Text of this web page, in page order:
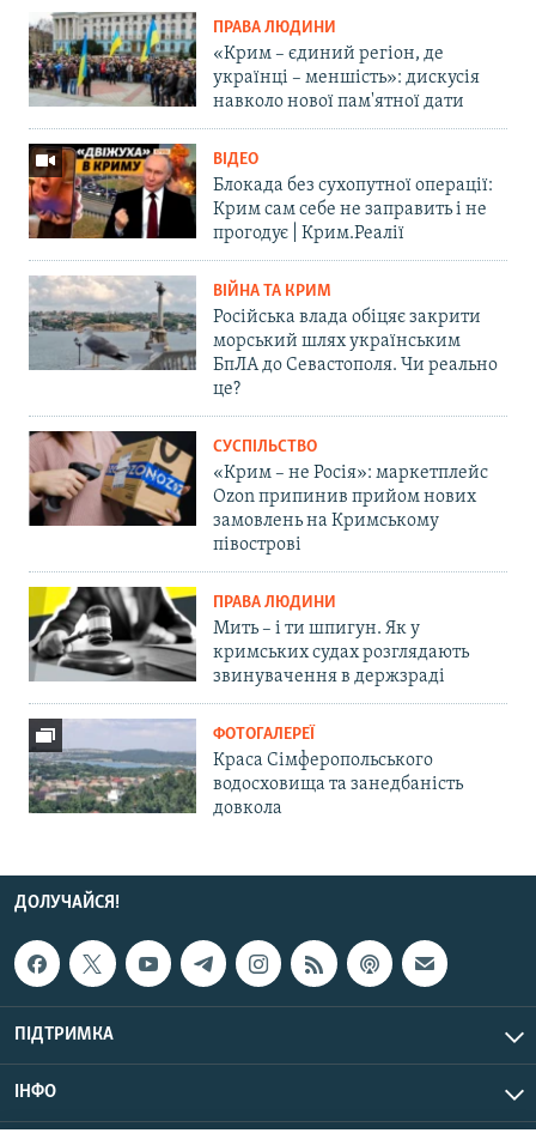
ПРАВА ЛЮДИНИ
«Крим – єдиний регіон, де
українці – меншість»: дискусія
навколо нової пам'ятної дати
ВІДЕО
Блокада без сухопутної операції:
Крим сам себе не заправить і не
прогодує | Крим.Реалії
ВІЙНА ТА КРИМ
Російська влада обіцяє закрити
морський шлях українським
БпЛА до Севастополя. Чи реально
це?
СУСПІЛЬСТВО
«Крим – не Росія»: маркетплейс
Ozon припинив прийом нових
замовлень на Кримському
півострові
ПРАВА ЛЮДИНИ
Мить – і ти шпигун. Як у
кримських судах розглядають
звинувачення в держзраді
ФОТОГАЛЕРЕЇ
Краса Сімферопольського
водосховища та занедбаність
довкола
ДОЛУЧАЙСЯ!
ПІДТРИМКА
ІНФО